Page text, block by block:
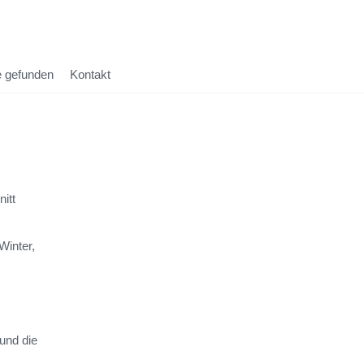
gefunden Kontakt
die